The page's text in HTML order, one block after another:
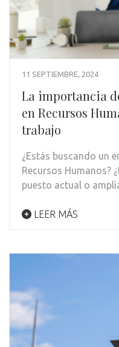
11 SEPTIEMBRE, 2024
La importancia
en Recursos
trabajo
¿Estás buscando un
Recursos Humanos?
puesto actual o
LEER MÁS